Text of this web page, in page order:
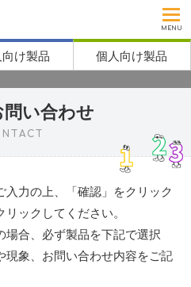
MENU
け製品 個人向け製品
い合わせ
入力の上、「確認」をクリック
ックしてください。
場合、必ず製品を下記で選択
現象、お問い合わせ内容をご記